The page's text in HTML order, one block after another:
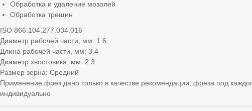
Обработка и удаление мозолей
Обработка трещин
ISO 866.104.277.034.016
Диаметр рабочей части, мм: 1.6
Длина рабочей части, мм: 3.4
Диаметр хвостовика, мм: 2.3
Размер зерна: Средний
Применение фрез дано только в качестве рекомендации, фреза под
индивидуально